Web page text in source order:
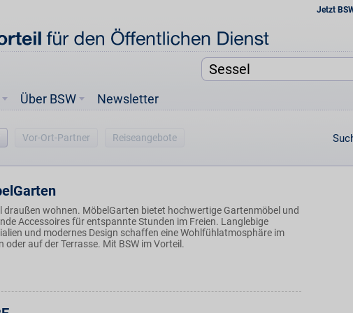
Jetzt
Über BSW Newsletter
Vor-Ort-Partner Reiseangebote
draußen wohnen. MöbelGarten bietet hochwertige Gartenmöbel und
Accessoires für entspannte Stunden im Freien. Langlebige
und modernes Design schaffen eine Wohlfühlatmosphäre im
oder auf der Terrasse. Mit BSW im Vorteil.